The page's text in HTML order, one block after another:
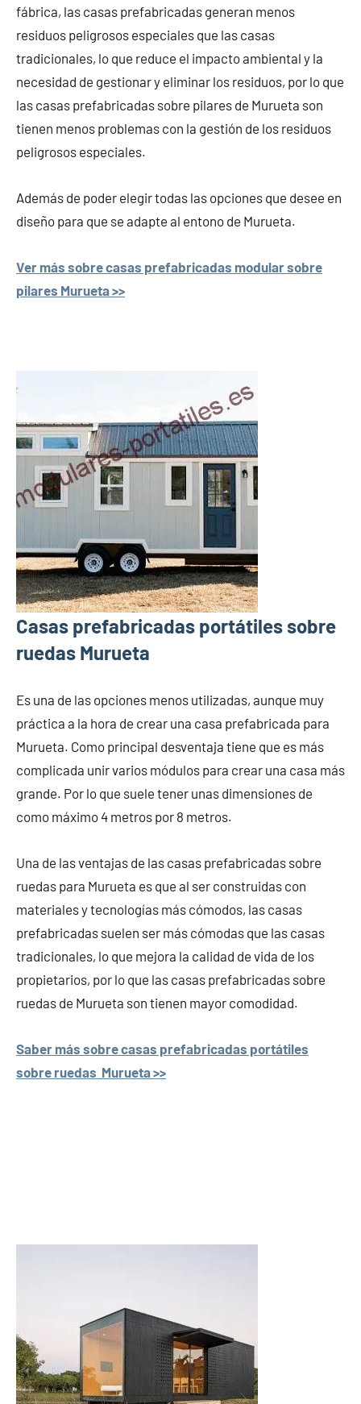
fábrica, las casas prefabricadas generan menos
residuos peligrosos especiales que las casas
tradicionales, lo que reduce el impacto ambiental y la
necesidad de gestionar y eliminar los residuos, por lo que
las casas prefabricadas sobre pilares de Murueta son
tienen menos problemas con la gestión de los residuos
peligrosos especiales.
Además de poder elegir todas las opciones que desee en
diseño para que se adapte al entono de Murueta.
Ver más sobre casas prefabricadas modular sobre
pilares Murueta >>
Casas prefabricadas portátiles sobre
ruedas Murueta
Es una de las opciones menos utilizadas, aunque muy
práctica a la hora de crear una casa prefabricada para
Murueta. Como principal desventaja tiene que es más
complicada unir varios módulos para crear una casa más
grande. Por lo que suele tener unas dimensiones de
como máximo 4 metros por 8 metros.
Una de las ventajas de las casas prefabricadas sobre
ruedas para Murueta es que al ser construidas con
materiales y tecnologías más cómodos, las casas
prefabricadas suelen ser más cómodas que las casas
tradicionales, lo que mejora la calidad de vida de los
propietarios, por lo que las casas prefabricadas sobre
ruedas de Murueta son tienen mayor comodidad.
Saber más sobre casas prefabricadas portátiles
sobre ruedas Murueta >>